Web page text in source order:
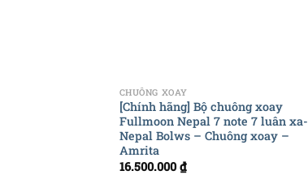
CHUÔNG XOAY
[Chính hãng] Bộ chuông xoay
Fullmoon Nepal 7 note 7 luân xa-
Nepal Bolws – Chuông xoay –
Amrita
16.500.000 ₫